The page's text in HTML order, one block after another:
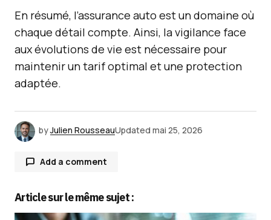
En résumé, l’assurance auto est un domaine où
chaque détail compte. Ainsi, la vigilance face
aux évolutions de vie est nécessaire pour
maintenir un tarif optimal et une protection
adaptée.
byJulien RousseauUpdated mai 25, 2026
Add a comment
Votre adresse e-mail ne sera pas publiée.Les
Article sur le même sujet :